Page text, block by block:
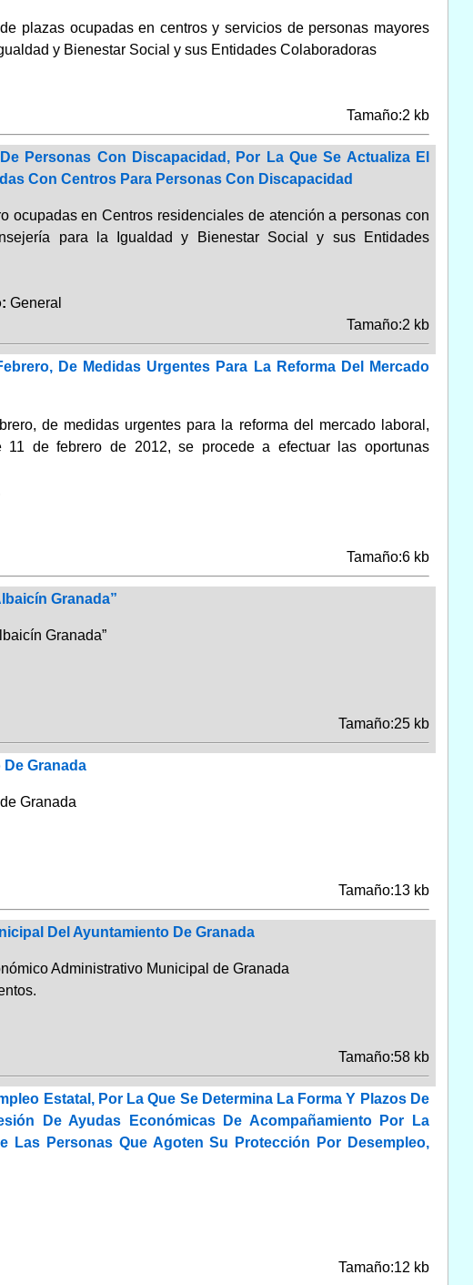
plazas ocupadas en centros y servicios de personas mayores
y Bienestar Social y sus Entidades Colaboradoras
Tamaño:2 kb
Personas Con Discapacidad, Por La Que Se Actualiza El
Con Centros Para Personas Con Discapacidad
ocupadas en Centros residenciales de atención a personas con
para la Igualdad y Bienestar Social y sus Entidades
General
Tamaño:2 kb
De Medidas Urgentes Para La Reforma Del Mercado
de medidas urgentes para la reforma del mercado laboral,
de febrero de 2012, se procede a efectuar las oportunas
Tamaño:6 kb
Granada”
Granada”
Tamaño:25 kb
Granada
Granada
Tamaño:13 kb
Del Ayuntamiento De Granada
Administrativo Municipal de Granada
Tamaño:58 kb
Estatal, Por La Que Se Determina La Forma Y Plazos De
De Ayudas Económicas De Acompañamiento Por La
Las Personas Que Agoten Su Protección Por Desempleo,
Tamaño:12 kb